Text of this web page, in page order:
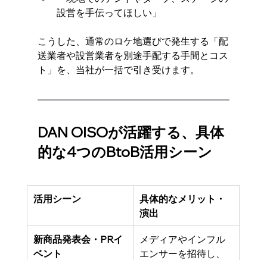
設営を手伝ってほしい」
こうした、通常のロケ地選びで発生する「配
送業者や設営業者を別途手配する手間とコス
ト」を、当社が一括で引き受けます。
DAN OISOが活躍する、具体
的な4つのBtoB活用シーン
活用シーン
具体的なメリット・
演出
新商品発表会・PRイ
ベント
メディアやインフル
エンサーを招待し、